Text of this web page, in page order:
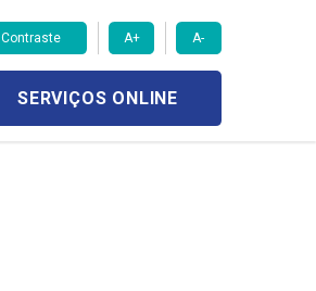
Contraste A+ A-
SERVIÇOS ONLINE